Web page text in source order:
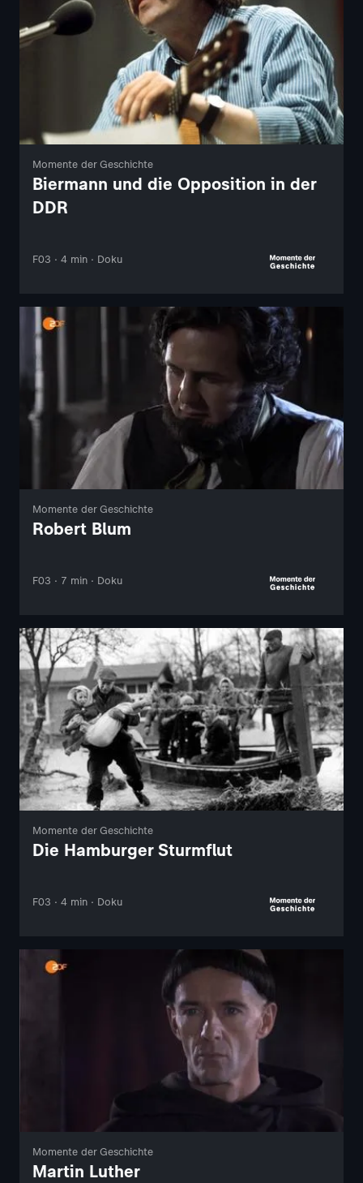
Momente der Geschichte
Biermann und die Opposition in der
DDR
F03 · 4 min · Doku
Momente der Geschichte
Robert Blum
F03 · 7 min · Doku
Momente der Geschichte
Die Hamburger Sturmflut
F03 · 4 min · Doku
Momente der Geschichte
Martin Luther